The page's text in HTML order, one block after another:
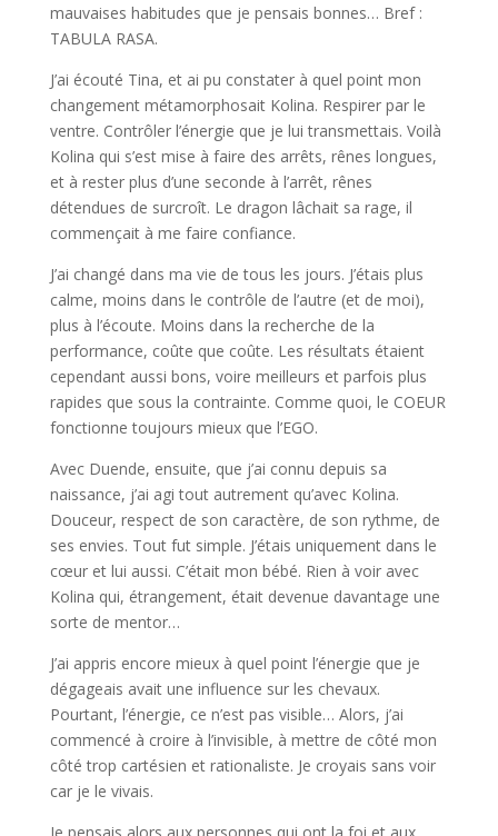
mauvaises habitudes que je pensais bonnes… Bref :
TABULA RASA.
J’ai écouté Tina, et ai pu constater à quel point mon
changement métamorphosait Kolina. Respirer par le
ventre. Contrôler l’énergie que je lui transmettais. Voilà
Kolina qui s’est mise à faire des arrêts, rênes longues,
et à rester plus d’une seconde à l’arrêt, rênes
détendues de surcroît. Le dragon lâchait sa rage, il
commençait à me faire confiance.
J’ai changé dans ma vie de tous les jours. J’étais plus
calme, moins dans le contrôle de l’autre (et de moi),
plus à l’écoute. Moins dans la recherche de la
performance, coûte que coûte. Les résultats étaient
cependant aussi bons, voire meilleurs et parfois plus
rapides que sous la contrainte. Comme quoi, le COEUR
fonctionne toujours mieux que l’EGO.
Avec Duende, ensuite, que j’ai connu depuis sa
naissance, j’ai agi tout autrement qu’avec Kolina.
Douceur, respect de son caractère, de son rythme, de
ses envies. Tout fut simple. J’étais uniquement dans le
cœur et lui aussi. C’était mon bébé. Rien à voir avec
Kolina qui, étrangement, était devenue davantage une
sorte de mentor…
J’ai appris encore mieux à quel point l’énergie que je
dégageais avait une influence sur les chevaux.
Pourtant, l’énergie, ce n’est pas visible… Alors, j’ai
commencé à croire à l’invisible, à mettre de côté mon
côté trop cartésien et rationaliste. Je croyais sans voir
car je le vivais.